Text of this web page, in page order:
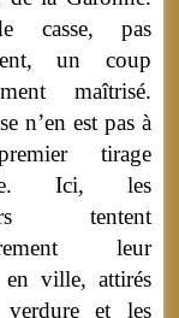
casse, pas
un coup
maîtrisé.
n’en est pas à
tirage
Ici, les
tentent
leur
en ville, attirés
et les